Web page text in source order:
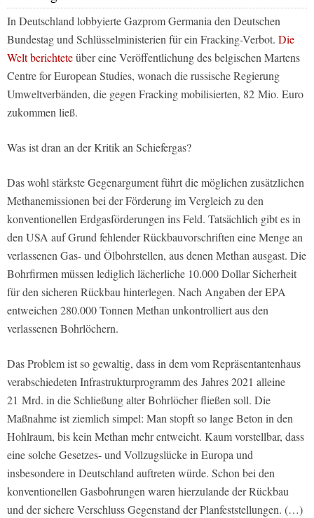
In Deutschland lobbyierte Gazprom Germania den Deutschen
Bundestag und Schlüsselministerien für ein Fracking-Verbot. Die
Weltberichteteüber eine Veröffentlichung des belgischen Martens
Centre for European Studies, wonach die russische Regierung
Umweltverbänden, die gegen Fracking mobilisierten, 82 Mio. Euro
zukommen ließ.
Was ist dran an der Kritik an Schiefergas?
Das wohl stärkste Gegenargument führt die möglichen zusätzlichen
Methanemissionen bei der Förderung im Vergleich zu den
konventionellen Erdgasförderungen ins Feld. Tatsächlich gibt es in
den USA auf Grund fehlender Rückbauvorschriften eine Menge an
verlassenen Gas- und Ölbohrstellen, aus denen Methan ausgast. Die
Bohrfirmen müssen lediglich lächerliche 10.000 Dollar Sicherheit
für den sicheren Rückbau hinterlegen. Nach Angaben der EPA
entweichen 280.000 Tonnen Methan unkontrolliert aus den
verlassenen Bohrlöchern.
Das Problem ist so gewaltig, dass in dem vom Repräsentantenhaus
verabschiedeten Infrastrukturprogramm des Jahres 2021 alleine
21 Mrd. in die Schließung alter Bohrlöcher fließen soll. Die
Maßnahme ist ziemlich simpel: Man stopft so lange Beton in den
Hohlraum, bis kein Methan mehr entweicht. Kaum vorstellbar, dass
eine solche Gesetzes- und Vollzugslücke in Europa und
insbesondere in Deutschland auftreten würde. Schon bei den
konventionellen Gasbohrungen waren hierzulande der Rückbau
und der sichere Verschluss Gegenstand der Planfeststellungen. (…)